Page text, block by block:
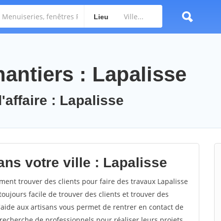
Lieu
: Lapalisse
: Lapalisse
votre ville : Lapalisse
trouver des clients pour faire des travaux Lapalisse
facile de trouver des clients et trouver des
aux artisans vous permet de rentrer en contact de